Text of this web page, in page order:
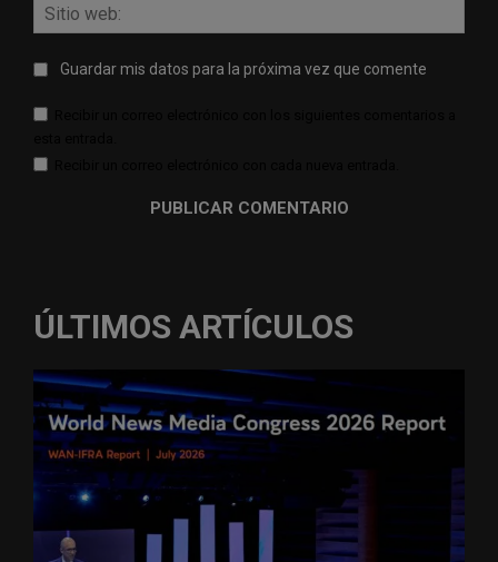
Guardar mis datos para la próxima vez que comente
ÚLTIMOS ARTÍCULOS